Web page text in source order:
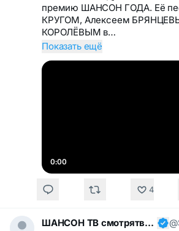
премию ШАНСОН ГОДА. Её
КРУГОМ, Алексеем
КОРОЛЁВЫМ в…
Показать ещё
0:00
4
ШАНСОН ТВ смотрятвсешансонтв